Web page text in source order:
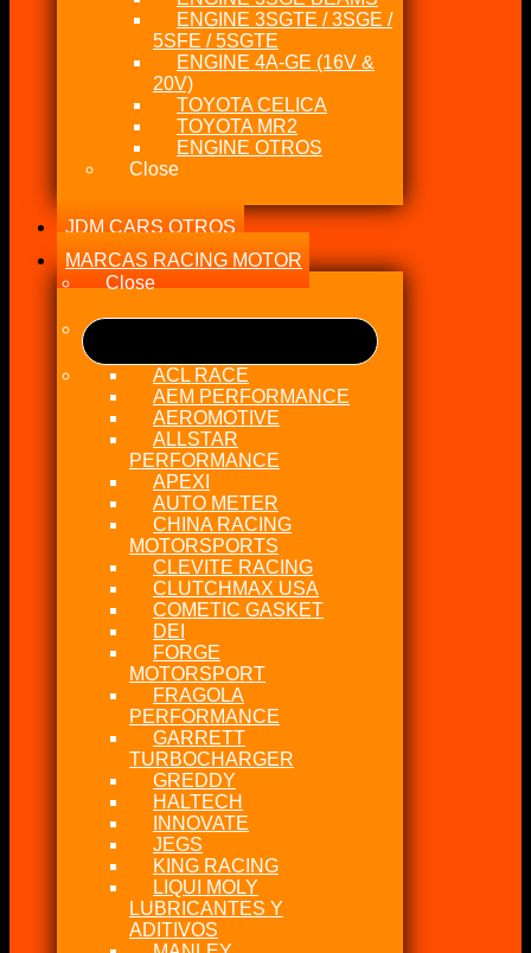
ENGINE 3SGTE / 3SGE /
5SFE / 5SGTE
ENGINE 4A-GE (16V &
20V)
TOYOTA CELICA
TOYOTA MR2
ENGINE OTROS
Close
JDM CARS OTROS
MARCAS RACING MOTOR
Close
ACL RACE
AEM PERFORMANCE
AEROMOTIVE
ALLSTAR
PERFORMANCE
APEXI
AUTO METER
CHINA RACING
MOTORSPORTS
CLEVITE RACING
CLUTCHMAX USA
COMETIC GASKET
DEI
FORGE
MOTORSPORT
FRAGOLA
PERFORMANCE
GARRETT
TURBOCHARGER
GREDDY
HALTECH
INNOVATE
JEGS
KING RACING
LIQUI MOLY
LUBRICANTES Y
ADITIVOS